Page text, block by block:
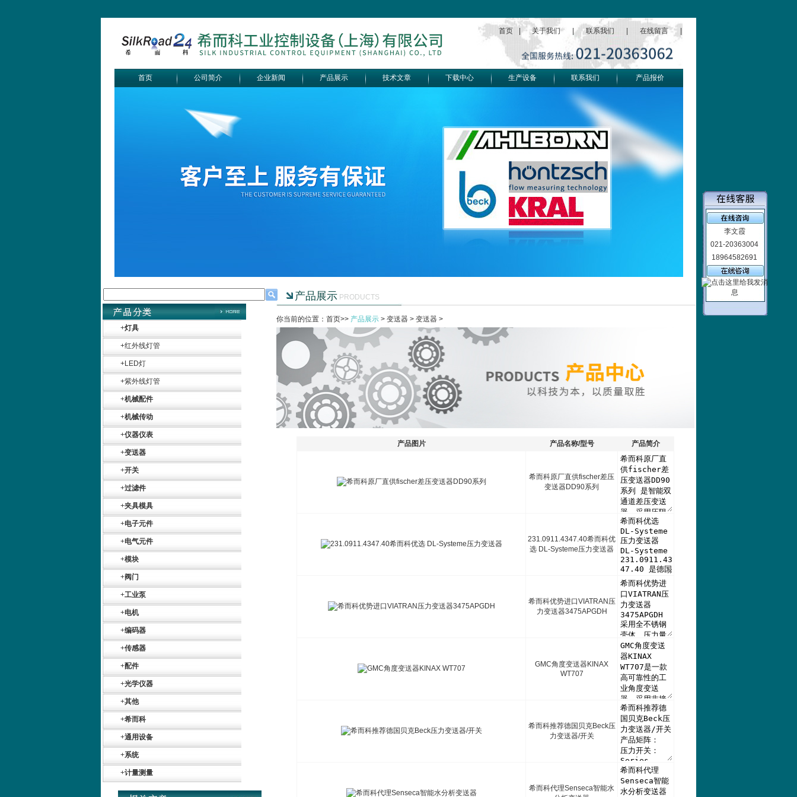
首页 关于我们 联系我们 在线留言
首页 公司简介 企业新闻 产品展示 技术文章 下载中心 生产设备 联系我们 产品报价
+灯具
+红外线灯管
+LED灯
+紫外线灯管
+机械配件
+机械传动
+仪器仪表
+变送器
+开关
+过滤件
+夹具模具
+电子元件
+电气元件
+模块
+阀门
+工业泵
+电机
+编码器
+传感器
+配件
+光学仪器
+其他
+希而科
+通用设备
+系统
+计量测量
SR+KH-AFB AF24-
产品展示 PRODUCTS
你当前的位置：首页>> 产品展示 > 变送器 > 变送器 >
产品图片 产品名称/型号 产品简介
希而科原厂直供fischer差压
变送器DD90系列
231.0911.4347.40希而科优
选 DL-Systeme压力变送器
希而科优势进口VIATRAN压
力变送器3475APGDH
GMC角度变送器KINAX
WT707
希而科推荐德国贝克Beck压
力变送器/开关
希而科代理Senseca智能水
李文霞
021-20363004
18964582691